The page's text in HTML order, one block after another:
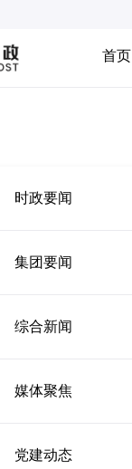
首页
时政要闻
集团要闻
综合新闻
媒体聚焦
党建动态